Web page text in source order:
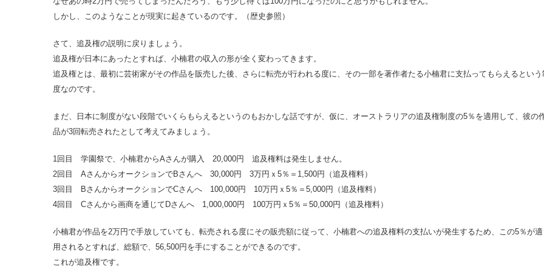
しかし、このようなことが現実に起きているのです。（歴史参照）
さて、追及権の説明に戻りましょう。
追及権が日本にあったとすれば、小楠君の収入の形が全く変わってきます。
追及権とは、最初に芸術家がその作品を販売した後、さらに転売が行われる度に、その一部を著作者たる小楠君に支払ってもらえるという
度なのです。
まだ、日本に制度がない段階でいくらもらえるというのもおかしな話ですが、仮に、オーストラリアの追及権制度の5％を適用して、彼の
品が3回転売されたとして考えてみましょう。
1回目 学園祭で、小楠君からAさんが購入 20,000円 追及権料は発生しません。
2回目 AさんからオークションでBさんへ 30,000円 3万円ｘ5％＝1,500円（追及権料）
3回目 BさんからオークションでCさんへ 100,000円 10万円ｘ5％＝5,000円（追及権料）
4回目 Cさんから画商を通じてDさんへ 1,000,000円 100万円ｘ5％＝50,000円（追及権料）
小楠君が作品を2万円で手放していても、転売される度にその販売額に従って、小楠君への追及権料の支払いが発生するため、この5％が適
用されるとすれば、総額で、56,500円を手にすることができるのです。
これが追及権です。